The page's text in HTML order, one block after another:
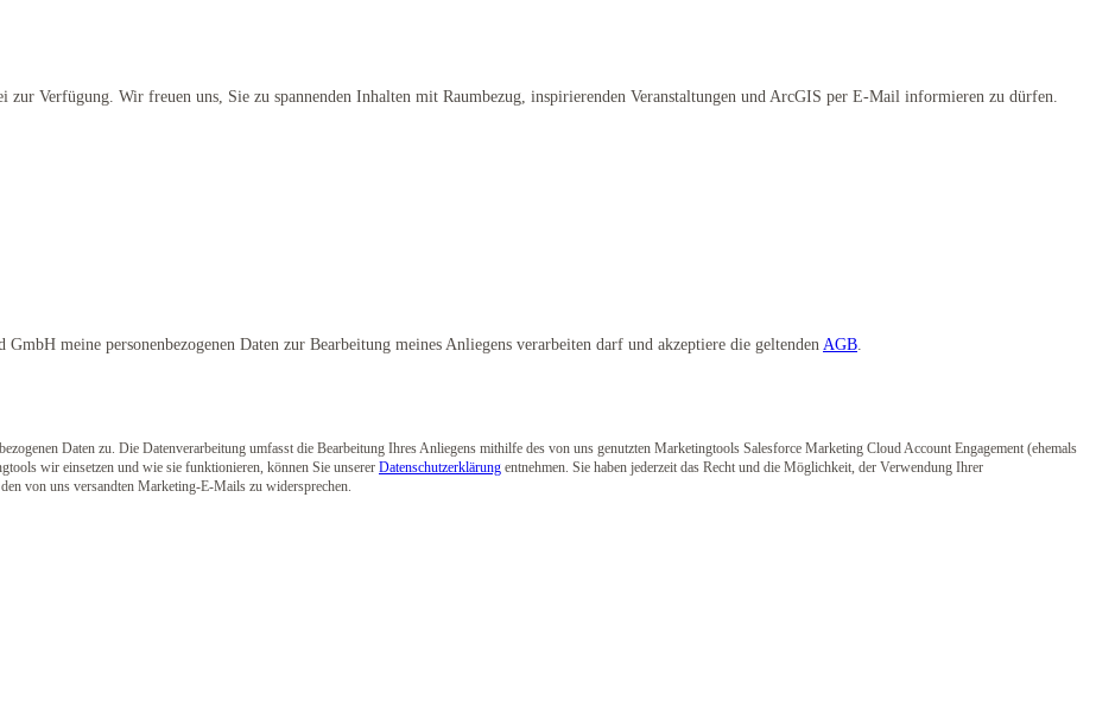
Verfügung. Wir freuen uns, Sie zu spannenden Inhalten mit Raumbezug, inspirierenden Veranstaltungen und ArcGIS per E-Mail informieren zu dürfen.
meine personenbezogenen Daten zur Bearbeitung meines Anliegens verarbeiten darf und akzeptiere die geltenden AGB.
Daten zu. Die Datenverarbeitung umfasst die Bearbeitung Ihres Anliegens mithilfe des von uns genutzten Marketingtools Salesforce Marketing Cloud Account Engagement (ehemals
wir einsetzen und wie sie funktionieren, können Sie unserer Datenschutzerklärung entnehmen. Sie haben jederzeit das Recht und die Möglichkeit, der Verwendung Ihrer
von uns versandten Marketing-E-Mails zu widersprechen.